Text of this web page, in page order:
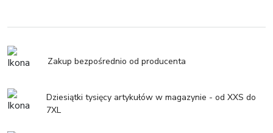
Zakup bezpośrednio od producenta
Dziesiątki tysięcy artykułów w magazynie - od XXS do
7XL